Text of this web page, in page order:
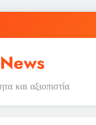
και αξιοπιστία